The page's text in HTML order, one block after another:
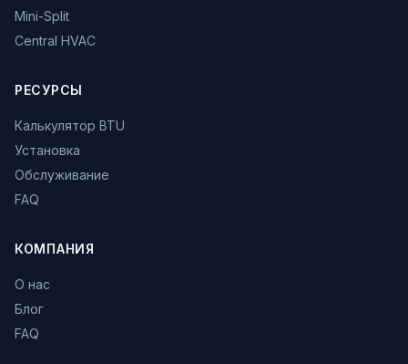
Mini-Split
Central HVAC
РЕСУРСЫ
Калькулятор BTU
Установка
Обслуживание
FAQ
КОМПАНИЯ
О нас
Блог
FAQ